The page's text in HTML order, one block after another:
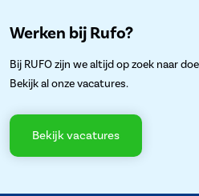
Werken bij Rufo?
Bij RUFO zijn we altijd op zoek naar
Bekijk al onze vacatures.
Bekijk vacatures